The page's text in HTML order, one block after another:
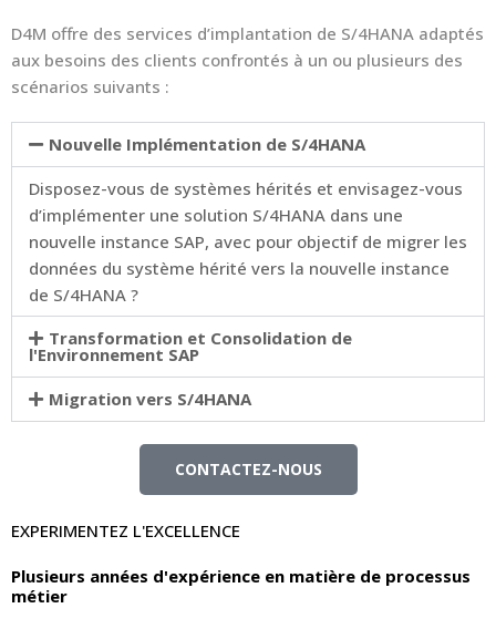
D4M offre des services d’implantation de S/4HANA adaptés
aux besoins des clients confrontés à un ou plusieurs des
scénarios suivants :
Nouvelle Implémentation de S/4HANA
Disposez-vous de systèmes hérités et envisagez-vous
d’implémenter une solution S/4HANA dans une
nouvelle instance SAP, avec pour objectif de migrer les
données du système hérité vers la nouvelle instance
de S/4HANA ?
Transformation et Consolidation de
l'Environnement SAP
Migration vers S/4HANA
CONTACTEZ-NOUS
EXPERIMENTEZ L'EXCELLENCE
Plusieurs années d'expérience en matière de processus
métier